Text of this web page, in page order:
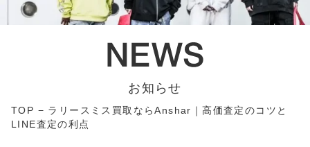
お知らせ
TOP − ラリースミス買取ならAnshar｜高価査定のコツと
LINE査定の利点